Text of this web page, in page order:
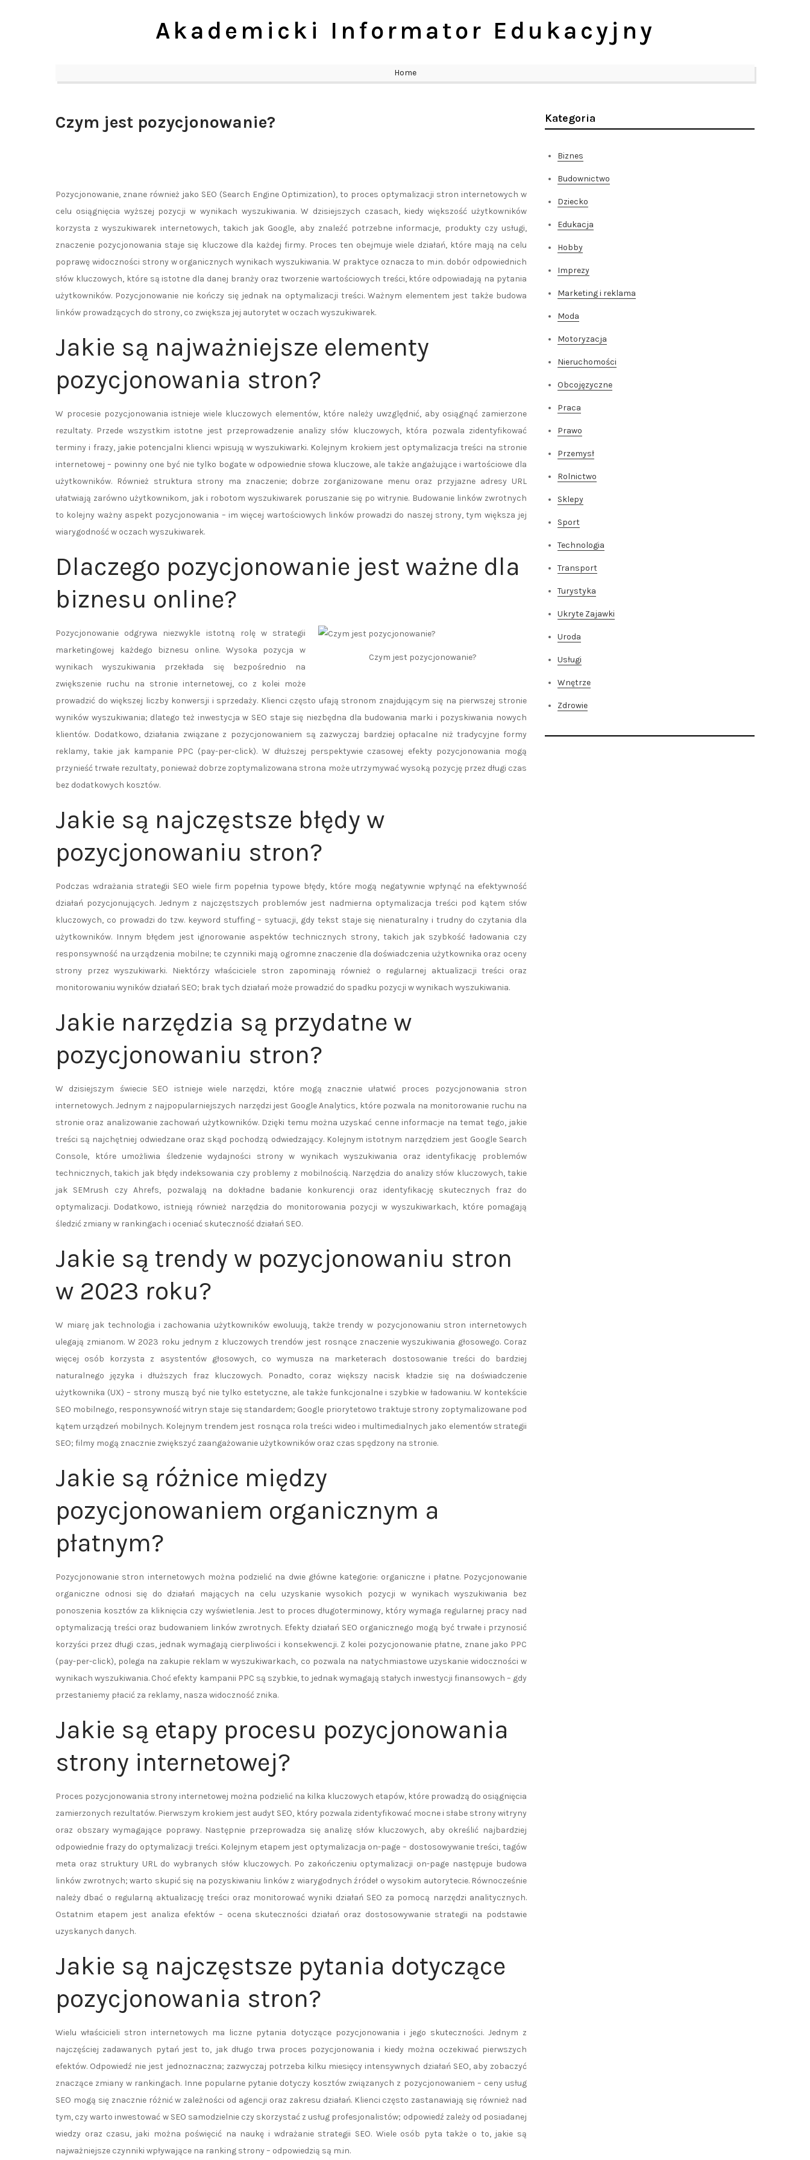
Akademicki Informator Edukacyjny
Home
Czym jest pozycjonowanie?
Pozycjonowanie, znane również jako SEO (Search Engine Optimization), to proces optymalizacji stron internetowych w
celu osiągnięcia wyższej pozycji w wynikach wyszukiwania. W dzisiejszych czasach, kiedy większość użytkowników
korzysta z wyszukiwarek internetowych, takich jak Google, aby znaleźć potrzebne informacje, produkty czy usługi,
znaczenie pozycjonowania staje się kluczowe dla każdej firmy. Proces ten obejmuje wiele działań, które mają na celu
poprawę widoczności strony w organicznych wynikach wyszukiwania. W praktyce oznacza to m.in. dobór odpowiednich
słów kluczowych, które są istotne dla danej branży oraz tworzenie wartościowych treści, które odpowiadają na pytania
użytkowników. Pozycjonowanie nie kończy się jednak na optymalizacji treści. Ważnym elementem jest także budowa
linków prowadzących do strony, co zwiększa jej autorytet w oczach wyszukiwarek.
Jakie są najważniejsze elementy
pozycjonowania stron?
W procesie pozycjonowania istnieje wiele kluczowych elementów, które należy uwzględnić, aby osiągnąć zamierzone
rezultaty. Przede wszystkim istotne jest przeprowadzenie analizy słów kluczowych, która pozwala zidentyfikować
terminy i frazy, jakie potencjalni klienci wpisują w wyszukiwarki. Kolejnym krokiem jest optymalizacja treści na stronie
internetowej – powinny one być nie tylko bogate w odpowiednie słowa kluczowe, ale także angażujące i wartościowe dla
użytkowników. Również struktura strony ma znaczenie; dobrze zorganizowane menu oraz przyjazne adresy URL
ułatwiają zarówno użytkownikom, jak i robotom wyszukiwarek poruszanie się po witrynie. Budowanie linków zwrotnych
to kolejny ważny aspekt pozycjonowania – im więcej wartościowych linków prowadzi do naszej strony, tym większa jej
wiarygodność w oczach wyszukiwarek.
Dlaczego pozycjonowanie jest ważne dla
biznesu online?
Czym jest pozycjonowanie?
Pozycjonowanie odgrywa niezwykle istotną rolę w strategii
marketingowej każdego biznesu online. Wysoka pozycja w
wynikach wyszukiwania przekłada się bezpośrednio na
zwiększenie ruchu na stronie internetowej, co z kolei może
prowadzić do większej liczby konwersji i sprzedaży. Klienci często ufają stronom znajdującym się na pierwszej stronie
wyników wyszukiwania; dlatego też inwestycja w SEO staje się niezbędna dla budowania marki i pozyskiwania nowych
klientów. Dodatkowo, działania związane z pozycjonowaniem są zazwyczaj bardziej opłacalne niż tradycyjne formy
reklamy, takie jak kampanie PPC (pay-per-click). W dłuższej perspektywie czasowej efekty pozycjonowania mogą
przynieść trwałe rezultaty, ponieważ dobrze zoptymalizowana strona może utrzymywać wysoką pozycję przez długi czas
bez dodatkowych kosztów.
Jakie są najczęstsze błędy w
pozycjonowaniu stron?
Podczas wdrażania strategii SEO wiele firm popełnia typowe błędy, które mogą negatywnie wpłynąć na efektywność
działań pozycjonujących. Jednym z najczęstszych problemów jest nadmierna optymalizacja treści pod kątem słów
kluczowych, co prowadzi do tzw. keyword stuffing – sytuacji, gdy tekst staje się nienaturalny i trudny do czytania dla
użytkowników. Innym błędem jest ignorowanie aspektów technicznych strony, takich jak szybkość ładowania czy
responsywność na urządzenia mobilne; te czynniki mają ogromne znaczenie dla doświadczenia użytkownika oraz oceny
strony przez wyszukiwarki. Niektórzy właściciele stron zapominają również o regularnej aktualizacji treści oraz
monitorowaniu wyników działań SEO; brak tych działań może prowadzić do spadku pozycji w wynikach wyszukiwania.
Jakie narzędzia są przydatne w
pozycjonowaniu stron?
W dzisiejszym świecie SEO istnieje wiele narzędzi, które mogą znacznie ułatwić proces pozycjonowania stron
internetowych. Jednym z najpopularniejszych narzędzi jest Google Analytics, które pozwala na monitorowanie ruchu na
stronie oraz analizowanie zachowań użytkowników. Dzięki temu można uzyskać cenne informacje na temat tego, jakie
treści są najchętniej odwiedzane oraz skąd pochodzą odwiedzający. Kolejnym istotnym narzędziem jest Google Search
Console, które umożliwia śledzenie wydajności strony w wynikach wyszukiwania oraz identyfikację problemów
technicznych, takich jak błędy indeksowania czy problemy z mobilnością. Narzędzia do analizy słów kluczowych, takie
jak SEMrush czy Ahrefs, pozwalają na dokładne badanie konkurencji oraz identyfikację skutecznych fraz do
optymalizacji. Dodatkowo, istnieją również narzędzia do monitorowania pozycji w wyszukiwarkach, które pomagają
śledzić zmiany w rankingach i oceniać skuteczność działań SEO.
Jakie są trendy w pozycjonowaniu stron
w 2023 roku?
W miarę jak technologia i zachowania użytkowników ewoluują, także trendy w pozycjonowaniu stron internetowych
ulegają zmianom. W 2023 roku jednym z kluczowych trendów jest rosnące znaczenie wyszukiwania głosowego. Coraz
więcej osób korzysta z asystentów głosowych, co wymusza na marketerach dostosowanie treści do bardziej
naturalnego języka i dłuższych fraz kluczowych. Ponadto, coraz większy nacisk kładzie się na doświadczenie
użytkownika (UX) – strony muszą być nie tylko estetyczne, ale także funkcjonalne i szybkie w ładowaniu. W kontekście
SEO mobilnego, responsywność witryn staje się standardem; Google priorytetowo traktuje strony zoptymalizowane pod
kątem urządzeń mobilnych. Kolejnym trendem jest rosnąca rola treści wideo i multimedialnych jako elementów strategii
SEO; filmy mogą znacznie zwiększyć zaangażowanie użytkowników oraz czas spędzony na stronie.
Jakie są różnice między
pozycjonowaniem organicznym a
płatnym?
Pozycjonowanie stron internetowych można podzielić na dwie główne kategorie: organiczne i płatne. Pozycjonowanie
organiczne odnosi się do działań mających na celu uzyskanie wysokich pozycji w wynikach wyszukiwania bez
ponoszenia kosztów za kliknięcia czy wyświetlenia. Jest to proces długoterminowy, który wymaga regularnej pracy nad
optymalizacją treści oraz budowaniem linków zwrotnych. Efekty działań SEO organicznego mogą być trwałe i przynosić
korzyści przez długi czas, jednak wymagają cierpliwości i konsekwencji. Z kolei pozycjonowanie płatne, znane jako PPC
(pay-per-click), polega na zakupie reklam w wyszukiwarkach, co pozwala na natychmiastowe uzyskanie widoczności w
wynikach wyszukiwania. Choć efekty kampanii PPC są szybkie, to jednak wymagają stałych inwestycji finansowych – gdy
przestaniemy płacić za reklamy, nasza widoczność znika.
Jakie są etapy procesu pozycjonowania
strony internetowej?
Proces pozycjonowania strony internetowej można podzielić na kilka kluczowych etapów, które prowadzą do osiągnięcia
zamierzonych rezultatów. Pierwszym krokiem jest audyt SEO, który pozwala zidentyfikować mocne i słabe strony witryny
oraz obszary wymagające poprawy. Następnie przeprowadza się analizę słów kluczowych, aby określić najbardziej
odpowiednie frazy do optymalizacji treści. Kolejnym etapem jest optymalizacja on-page – dostosowywanie treści, tagów
meta oraz struktury URL do wybranych słów kluczowych. Po zakończeniu optymalizacji on-page następuje budowa
linków zwrotnych; warto skupić się na pozyskiwaniu linków z wiarygodnych źródeł o wysokim autorytecie. Równocześnie
należy dbać o regularną aktualizację treści oraz monitorować wyniki działań SEO za pomocą narzędzi analitycznych.
Ostatnim etapem jest analiza efektów – ocena skuteczności działań oraz dostosowywanie strategii na podstawie
uzyskanych danych.
Jakie są najczęstsze pytania dotyczące
pozycjonowania stron?
Wielu właścicieli stron internetowych ma liczne pytania dotyczące pozycjonowania i jego skuteczności. Jednym z
najczęściej zadawanych pytań jest to, jak długo trwa proces pozycjonowania i kiedy można oczekiwać pierwszych
efektów. Odpowiedź nie jest jednoznaczna; zazwyczaj potrzeba kilku miesięcy intensywnych działań SEO, aby zobaczyć
znaczące zmiany w rankingach. Inne popularne pytanie dotyczy kosztów związanych z pozycjonowaniem – ceny usług
SEO mogą się znacznie różnić w zależności od agencji oraz zakresu działań. Klienci często zastanawiają się również nad
tym, czy warto inwestować w SEO samodzielnie czy skorzystać z usług profesjonalistów; odpowiedź zależy od posiadanej
wiedzy oraz czasu, jaki można poświęcić na naukę i wdrażanie strategii SEO. Wiele osób pyta także o to, jakie są
najważniejsze czynniki wpływające na ranking strony – odpowiedzią są m.in.
Kategoria
Biznes
Budownictwo
Dziecko
Edukacja
Hobby
Imprezy
Marketing i reklama
Moda
Motoryzacja
Nieruchomości
Obcojęzyczne
Praca
Prawo
Przemysł
Rolnictwo
Sklepy
Sport
Technologia
Transport
Turystyka
Ukryte Zajawki
Uroda
Usługi
Wnętrze
Zdrowie